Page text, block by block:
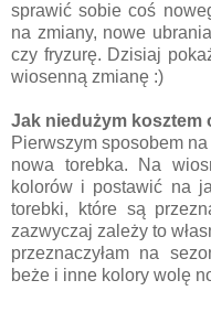
sprawić sobie coś
na zmiany, nowe
czy fryzurę. Dzisiaj
wiosenną zmianę :)
Jak niedużym kosztem
Pierwszym sposobem
nowa torebka. Na
kolorów i postawić na
torebki, które są
zazwyczaj zależy to
przeznaczyłam na
beże i inne kolory wolę